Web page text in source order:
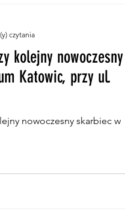
kolejny nowoczesny
Katowic, przy ul.
nowoczesny skarbiec w
czytania